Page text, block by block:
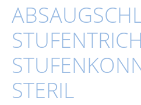
STERIL